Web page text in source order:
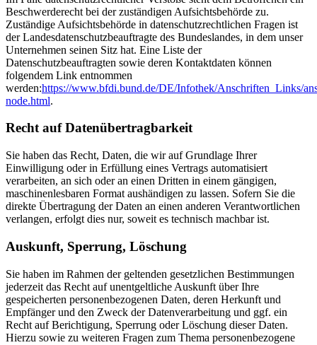
Beschwerderecht bei der zuständigen Aufsichtsbehörde zu.
Zuständige Aufsichtsbehörde in datenschutzrechtlichen Fragen ist
der Landesdatenschutzbeauftragte des Bundeslandes, in dem unser
Unternehmen seinen Sitz hat. Eine Liste der
Datenschutzbeauftragten sowie deren Kontaktdaten können
folgendem Link entnommen
werden:https://www.bfdi.bund.de/DE/Infothek/Anschriften_Links/
node.html.
Recht auf Datenübertragbarkeit
Sie haben das Recht, Daten, die wir auf Grundlage Ihrer
Einwilligung oder in Erfüllung eines Vertrags automatisiert
verarbeiten, an sich oder an einen Dritten in einem gängigen,
maschinenlesbaren Format aushändigen zu lassen. Sofern Sie die
direkte Übertragung der Daten an einen anderen Verantwortlichen
verlangen, erfolgt dies nur, soweit es technisch machbar ist.
Auskunft, Sperrung, Löschung
Sie haben im Rahmen der geltenden gesetzlichen Bestimmungen
jederzeit das Recht auf unentgeltliche Auskunft über Ihre
gespeicherten personenbezogenen Daten, deren Herkunft und
Empfänger und den Zweck der Datenverarbeitung und ggf. ein
Recht auf Berichtigung, Sperrung oder Löschung dieser Daten.
Hierzu sowie zu weiteren Fragen zum Thema personenbezogene